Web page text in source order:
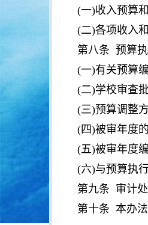
(一)收入预算
(二)各项收入
第八条 预算执
(一)有关预算
(二)学校审查
(三)预算调整
(四)被审年度
(五)被审年度
(六)与预算执
第九条 审计
第十条 本办法